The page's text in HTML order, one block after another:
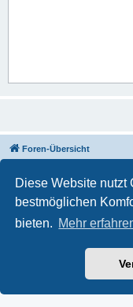
Diese Website nutzt
bestmöglichen
bieten. Mehr
Foren-Übersicht
Powered by